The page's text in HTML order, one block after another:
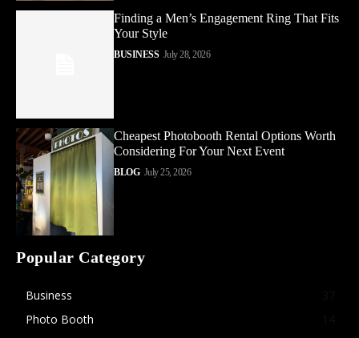
Finding a Men’s Engagement Ring That Fits
Your Style
BUSINESS July 28, 2026
Cheapest Photobooth Rental Options Worth
Considering For Your Next Event
BLOG July 25, 2026
Popular Category
Business
Photo Booth